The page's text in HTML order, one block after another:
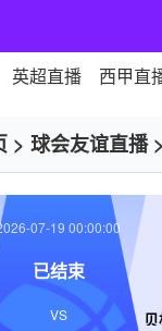
英超直播 西甲直
> 球会友谊直播>
07-19 00:00:00
已结束
VS